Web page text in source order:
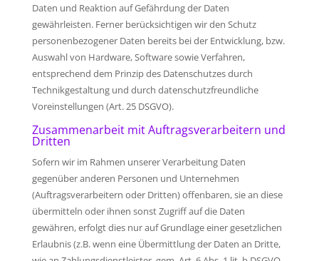
Daten und Reaktion auf Gefährdung der Daten
gewährleisten. Ferner berücksichtigen wir den Schutz
personenbezogener Daten bereits bei der Entwicklung, bzw.
Auswahl von Hardware, Software sowie Verfahren,
entsprechend dem Prinzip des Datenschutzes durch
Technikgestaltung und durch datenschutzfreundliche
Voreinstellungen (Art. 25 DSGVO).
Zusammenarbeit mit Auftragsverarbeitern und
Dritten
Sofern wir im Rahmen unserer Verarbeitung Daten
gegenüber anderen Personen und Unternehmen
(Auftragsverarbeitern oder Dritten) offenbaren, sie an diese
übermitteln oder ihnen sonst Zugriff auf die Daten
gewähren, erfolgt dies nur auf Grundlage einer gesetzlichen
Erlaubnis (z.B. wenn eine Übermittlung der Daten an Dritte,